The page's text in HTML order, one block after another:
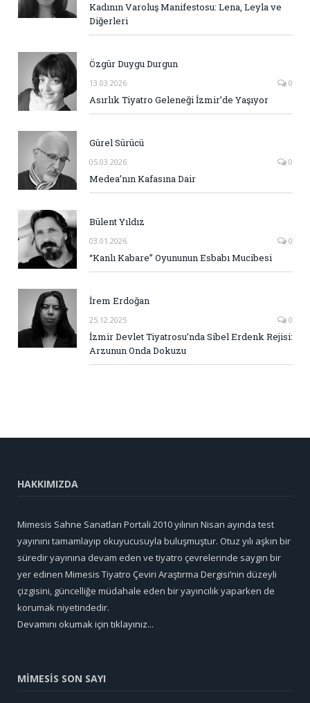
Kadının Varoluş Manifestosu: Lena, Leyla ve
Diğerleri
Özgür Duygu Durgun
13.03.2026 0
Asırlık Tiyatro Geleneği İzmir’de Yaşıyor
Gürel Sürücü
05.03.2026 0
Medea’nın Kafasına Dair
Bülent Yıldız
03.01.2026 0
“Kanlı Kabare” Oyununun Esbabı Mucibesi
İrem Erdoğan
25.12.2025 0
İzmir Devlet Tiyatrosu’nda Sibel Erdenk Rejisi:
Arzunun Onda Dokuzu
HAKKIMIZDA
Mimesis Sahne Sanatları Portali 2010 yılının Nisan ayında test
yayınını tamamlayıp okuyucusuyla buluşmuştur. Otuz yılı aşkın bir
süredir yayınına devam eden ve tiyatro çevrelerinde saygın bir
yer edinen Mimesis Tiyatro Çeviri Araştırma Dergisi’nin düzeyli
çizgisini, güncelliğe müdahale eden bir yayıncılık yaparken de
korumak niyetindedir.
Devamını okumak için tıklayınız...
MİMESİS SON SAYI